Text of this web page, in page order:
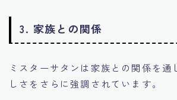
3. 家族との関係
ミスターサタンは家族との関係を通
しさをさらに強調されています。